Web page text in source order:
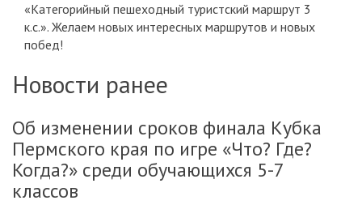
«Категорийный пешеходный туристский маршрут 3
к.с.». Желаем новых интересных маршрутов и новых
побед!
Новости ранее
Об изменении сроков финала Кубка
Пермского края по игре «Что? Где?
Когда?» среди обучающихся 5-7
классов